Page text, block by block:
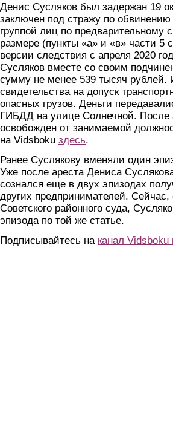
Денис Сусляков был задержан 19
заключен под стражу по обвинению
группой лиц по предварительному
размере (пункты «а» и «в» части 5
версии следствия с апреля 2020
Сусляков вместе со своим
сумму не менее 539 тысяч рублей.
свидетельства на допуск
опасных грузов. Деньги
ГИБДД на улице Солнечной. После
освобожден от занимаемой
на Vidsboku здесь.
Ранее Суслякову вменяли один
Уже после ареста Дениса
сознался еще в двух эпизодах
других предпринимателей.
Советского районного суда,
эпизода по той же статье.
Подписывайтесь на канал Vidsboku